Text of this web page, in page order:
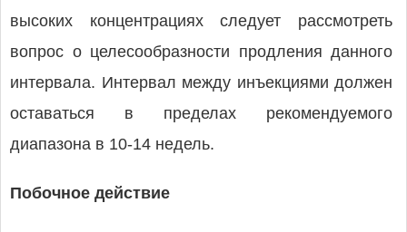
высоких концентрациях следует рассмотреть
вопрос о целесообразности продления данного
интервала. Интервал между инъекциями должен
оставаться в пределах рекомендуемого
диапазона в 10-14 недель.
Побочное действие